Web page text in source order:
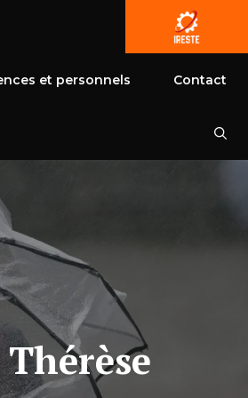
et personnels Contact